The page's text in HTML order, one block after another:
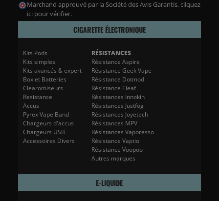
Marchand approuvé par la Société des Avis Garantis, cliquez
ici pour vérifier.
CIGARETTE ÉLECTRONIQUE
Kits Pods
Kits simples
Kits avancés & expert
Box et Batteries
Clearomiseurs
Resistance
Accus
Pyrex Vape Band
Chargeurs d'accus
Chargeurs USB
Accessoires Divers
RÉSISTANCES
Résistance Aspire
Résistance Geek Vape
Résistance Dotmod
Résistance Eleaf
Résistances Innokin
Résistances Justfog
Résistances Joyetech
Résistances MPV
Résistances Vaporesso
Résistance Vaptio
Résistance Voopoo
Autres marques
E-LIQUIDE